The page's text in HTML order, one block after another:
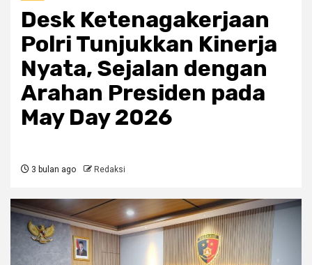
Desk Ketenagakerjaan
Polri Tunjukkan Kinerja
Nyata, Sejalan dengan
Arahan Presiden pada
May Day 2026
3 bulan ago Redaksi